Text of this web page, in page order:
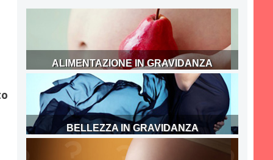
ALIMENTAZIONE IN GRAVIDANZA
BELLEZZA IN GRAVIDANZA